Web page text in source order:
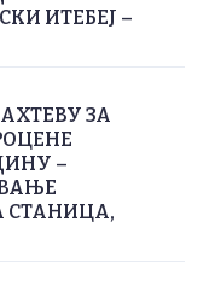
ИТЕБЕЈ –
ЗА
–
СТАНИЦА,